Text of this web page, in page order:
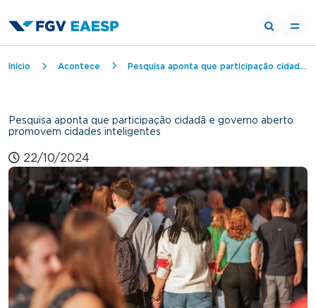
Trilha de navegação
Início Acontece Pesquisa aponta que participação cidadã e governo aberto promovem cidades inteligentes
Pesquisa aponta que participação cidadã e governo aberto
promovem cidades inteligentes
22/10/2024